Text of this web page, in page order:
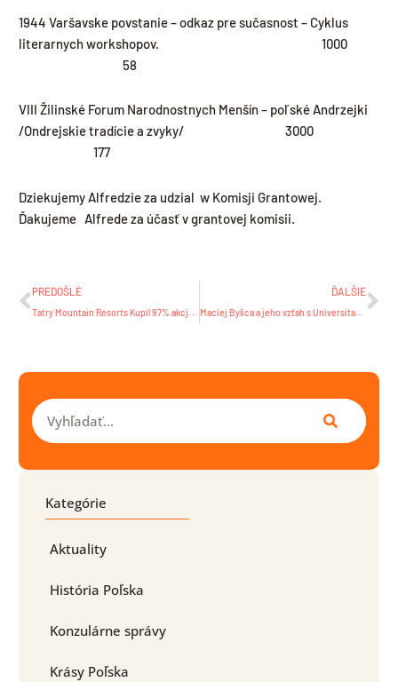
1944 Varšavske povstanie – odkaz pre sučasnost – Cyklus
literarnych workshopov. 1000
58
VIII Žilinské Forum Narodnostnych Menšín – poľské Andrzejki
/Ondrejskie tradície a zvyky/ 3000
177
Dziekujemy Alfredzie za udzial w Komisji Grantowej.
Ďakujeme Alfrede za účasť v grantovej komisii.
PREDOŠLÉ
Tatry Mountain Resorts Kupil 97% akcji Szczyrkowskiego Ośrodka Narciarskiego (SON)-pl
ĎALŠIE
Maciej Bylica a jeho vzťah s Universitas Istropolitana v Bratislave -pl
Vyhľadať
Kategórie
Aktuality
História Poľska
Konzulárne správy
Krásy Poľska